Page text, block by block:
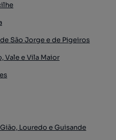
São Jorge e de Pigeiros
Vale e Vila Maior
Louredo e Guisande